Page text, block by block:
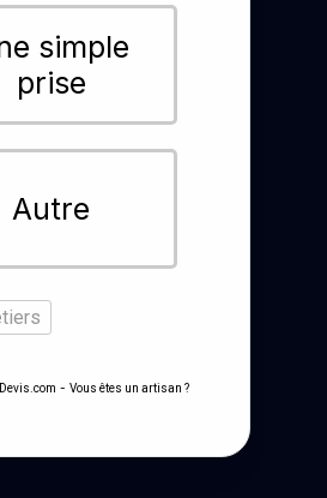
simple
prise
Autre
- Vous êtes un artisan ?